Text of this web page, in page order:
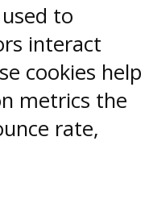
to
interact
cookies help
metrics the
rate,